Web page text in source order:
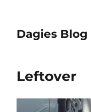
Dagies Blog
Leftover